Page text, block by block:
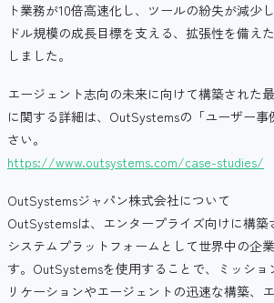
ト業務が10倍高速化し、ツールの紛失が減少
ドル規模の成長目標を支える、拡張性を備え
しました。
エージェント志向の未来に向けて構築された
に関する詳細は、OutSystemsの「ユーザー
さい。
https://www.outsystems.com/case-studies/
OutSystemsジャパン株式会社について
OutSystemsは、エンタープライズ向けに構築
システムプラットフォームとして世界中の企
す。OutSystemsを使用することで、ミッシ
リケーションやエージェントの迅速な構築、